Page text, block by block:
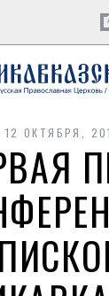
12 ОКТЯБРЯ,